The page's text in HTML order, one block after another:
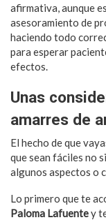
afirmativa, aunque
asesoramiento de
haciendo todo
para esperar
efectos.
Unas
amarres de
El hecho de que
que sean fáciles no
algunos aspectos o
Lo primero que te
Paloma Lafuentey